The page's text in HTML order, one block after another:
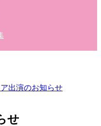
ア出演のお知らせ
せ